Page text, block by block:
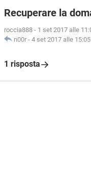
Recuperare la
roccia888 - 1 set 2017 alle
n00r - 4 set 2017 alle 15:05
1 risposta